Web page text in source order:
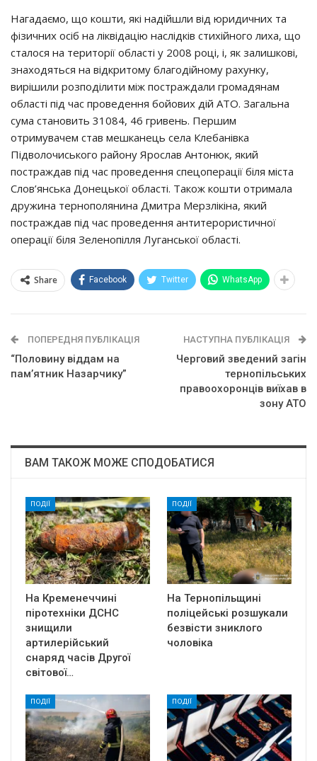
Нагадаємо, що кошти, які надійшли від юридичних та
фізичних осіб на ліквідацію наслідків стихійного лиха, що
сталося на території області у 2008 році, і, як залишкові,
знаходяться на відкритому благодійному рахунку,
вирішили розподілити між постраждали громадянам
області під час проведення бойових дій АТО. Загальна
сума становить 31084, 46 гривень. Першим
отримувачем став мешканець села Клебанівка
Підволочиського району Ярослав Антонюк, який
постраждав під час проведення спецоперації біля міста
Слов’янська Донецької області. Також кошти отримала
дружина тернополянина Дмитра Мерзлікіна, який
постраждав під час проведення антитерористичної
операції біля Зеленопілля Луганської області.
Share Facebook Twitter WhatsApp
ПОПЕРЕДНЯ ПУБЛІКАЦІЯ
“Половину віддам на
пам’ятник Назарчику”
НАСТУПНА ПУБЛІКАЦІЯ
Черговий зведений загін
тернопільських
правоохоронців виїхав в
зону АТО
ВАМ ТАКОЖ МОЖЕ СПОДОБАТИСЯ
ПОДІЇ
На Кременеччині
піротехніки ДСНС
знищили
артилерійський
снаряд часів Другої
світової…
ПОДІЇ
На Тернопільщині
поліцейські розшукали
безвісти зниклого
чоловіка
ПОДІЇ ПОДІЇ